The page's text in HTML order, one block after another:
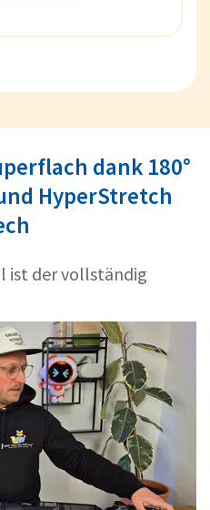
dank 180°
HyperStretch
ist der vollständig